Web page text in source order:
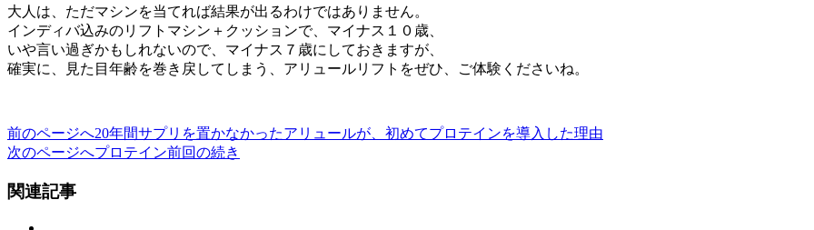
大人は、ただマシンを当てれば結果が出るわけではありません。
インディバ込みのリフトマシン＋クッションで、マイナス１０歳、
いや言い過ぎかもしれないので、マイナス７歳にしておきますが、
確実に、見た目年齢を巻き戻してしまう、アリュールリフトをぜひ、ご体験くださいね。
投
稿
ナ
前のページへ20年間サプリを置かなかったアリュールが、初めてプロテインを導入した理由
次のページへプロテイン前回の続き
関連記事